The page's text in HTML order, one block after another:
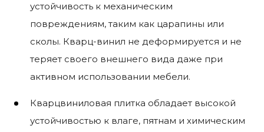
устойчивость к механическим
повреждениям, таким как царапины или
сколы. Кварц-винил не деформируется и не
теряет своего внешнего вида даже при
активном использовании мебели.
Кварцвиниловая плитка обладает высокой
устойчивостью к влаге, пятнам и химическим